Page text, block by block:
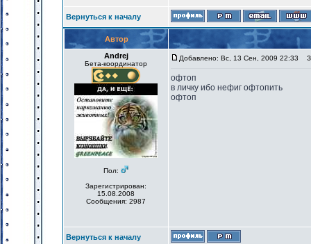
Вернуться к началу
Автор
Andrej
Бета-координатор
Пол:
Зарегистрирован:
15.08.2008
Сообщения: 2987
Добавлено: Вс, 13 Сен, 2009 22:33
офтоп
в личку ибо нефиг офтопить
офтоп
Вернуться к началу